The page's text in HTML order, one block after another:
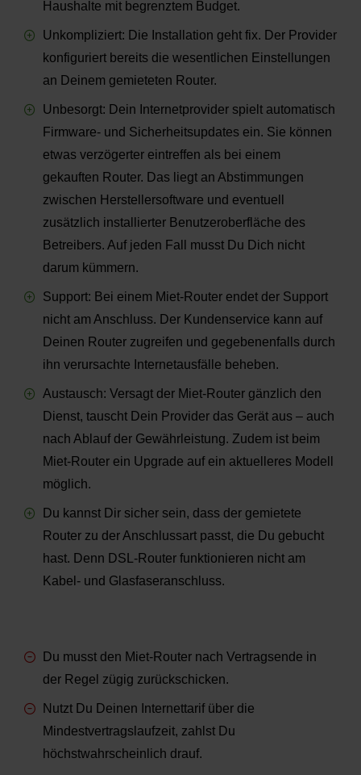
Haushalte mit begrenztem Budget.
Unkompliziert: Die Installation geht fix. Der Provider
konfiguriert bereits die wesentlichen Einstellungen
an Deinem gemieteten Router.
Unbesorgt: Dein Internetprovider spielt automatisch
Firmware- und Sicherheitsupdates ein. Sie können
etwas verzögerter eintreffen als bei einem
gekauften Router. Das liegt an Abstimmungen
zwischen Herstellersoftware und eventuell
zusätzlich installierter Benutzeroberfläche des
Betreibers. Auf jeden Fall musst Du Dich nicht
darum kümmern.
Support: Bei einem Miet-Router endet der Support
nicht am Anschluss. Der Kundenservice kann auf
Deinen Router zugreifen und gegebenenfalls durch
ihn verursachte Internetausfälle beheben.
Austausch: Versagt der Miet-Router gänzlich den
Dienst, tauscht Dein Provider das Gerät aus – auch
nach Ablauf der Gewährleistung. Zudem ist beim
Miet-Router ein Upgrade auf ein aktuelleres Modell
möglich.
Du kannst Dir sicher sein, dass der gemietete
Router zu der Anschlussart passt, die Du gebucht
hast. Denn DSL-Router funktionieren nicht am
Kabel- und Glasfaseranschluss.
Du musst den Miet-Router nach Vertragsende in
der Regel zügig zurückschicken.
Nutzt Du Deinen Internettarif über die
Mindestvertragslaufzeit, zahlst Du
höchstwahrscheinlich drauf.